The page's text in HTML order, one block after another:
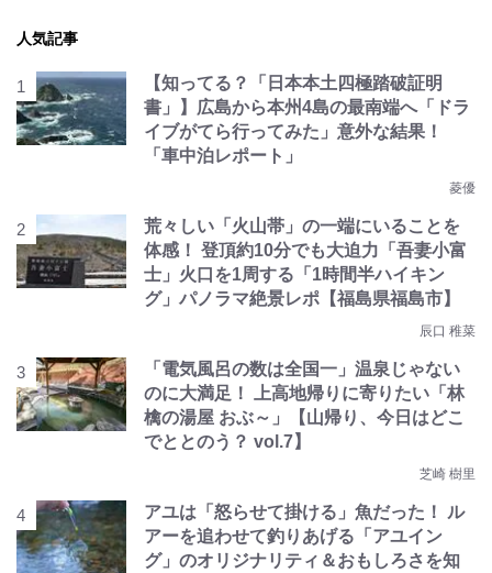
人気記事
【知ってる？「日本本土四極踏破証明
書」】広島から本州4島の最南端へ「ドラ
イブがてら行ってみた」意外な結果！
「車中泊レポート」
菱優
荒々しい「火山帯」の一端にいることを
体感！ 登頂約10分でも大迫力「吾妻小富
士」火口を1周する「1時間半ハイキン
グ」パノラマ絶景レポ【福島県福島市】
辰口 稚菜
「電気風呂の数は全国一」温泉じゃない
のに大満足！ 上高地帰りに寄りたい「林
檎の湯屋 おぶ～」【山帰り、今日はどこ
でととのう？ vol.7】
芝崎 樹里
アユは「怒らせて掛ける」魚だった！ ル
アーを追わせて釣りあげる「アユイン
グ」のオリジナリティ＆おもしろさを知